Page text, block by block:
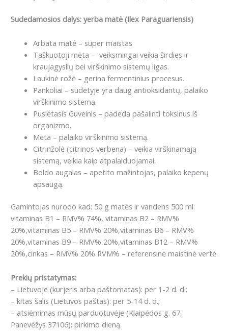
Sudedamosios dalys: yerba matė (Ilex Paraguariensis)
Arbata matė – super maistas
Taškuotoji mėta – veiksmingai veikia širdies ir
kraujagyslių bei virškinimo sistemų ligas.
Laukinė rožė – gerina fermentinius procesus.
Pankoliai – sudėtyje yra daug antioksidantų, palaiko
virškinimo sistemą.
Puslėtasis Guveinis – padeda pašalinti toksinus iš
organizmo.
Mėta – palaiko virškinimo sistemą.
Citrinžolė (citrinos verbena) – veikia virškinamąją
sistemą, veikia kaip atpalaiduojamai.
Boldo augalas – apetito mažintojas, palaiko kepenų
apsaugą.
Gamintojas nurodo kad: 50 g matės ir vandens 500 ml:
vitaminas B1 – RMV% 74%, vitaminas B2 – RMV%
20%,vitaminas B5 – RMV% 20%,vitaminas B6 – RMV%
20%,vitaminas B9 – RMV% 20%,vitaminas B12 – RMV%
20%,cinkas – RMV% 20% RVM% – referensinė maistinė vertė.
Prekių pristatymas:
– Lietuvoje (kurjeris arba paštomatas): per 1-2 d. d.;
– kitas šalis (Lietuvos paštas): per 5-14 d. d.;
– atsiėmimas mūsų parduotuvėje (Klaipėdos g. 67,
Panevėžys 37106): pirkimo dieną.